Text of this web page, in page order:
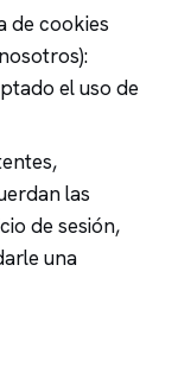
de cookies
el uso de
las
de sesión,
una